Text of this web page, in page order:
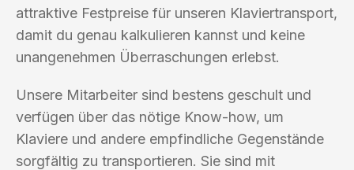
attraktive Festpreise für unseren Klaviertransport,
damit du genau kalkulieren kannst und keine
unangenehmen Überraschungen erlebst.
Unsere Mitarbeiter sind bestens geschult und
verfügen über das nötige Know-how, um
Klaviere und andere empfindliche Gegenstände
sorgfältig zu transportieren. Sie sind mit